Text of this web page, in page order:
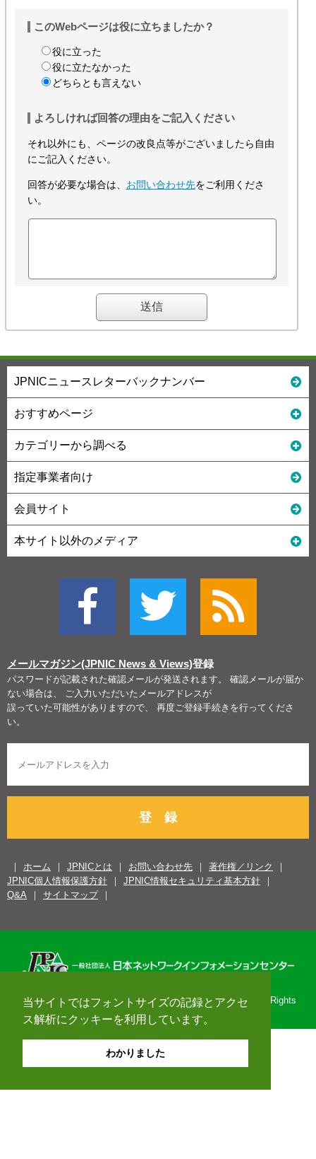
当サイトではフォントサイズの記録とアクセ
ス解析にクッキーを利用しています。
わかりました
このWebページは役に立ちましたか？
役に立った
役に立たなかった
どちらとも言えない
よろしければ回答の理由をご記入ください
それ以外にも、ページの改良点等がございましたら自由
にご記入ください。
回答が必要な場合は、 お問い合わせ先をご利用くださ
い。
JPNICニュースレターバックナンバー
おすすめページ
カテゴリーから調べる
指定事業者向け
会員サイト
本サイト以外のメディア
メールマガジン(JPNIC News & Views)登録
パスワードが記載された確認メールが発送されます。 確認メールが届か
ない場合は、 ご入力いただいたメールアドレスが
誤っていた可能性がありますので、 再度ご登録手続きを行ってくださ
い。
登 録
ホーム JPNICとは お問い合わせ先
著作権／リンク
JPNIC個人情報保護方針
JPNIC情報セキュリティ基本方針
Q&A
サイトマップ
Copyright© 1996-2026 Japan Network Information Center. All Rights
Reserved.